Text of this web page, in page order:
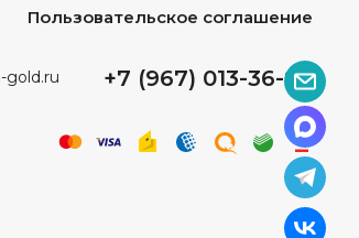
Пользовательское соглашение
gold.ru +7 (967) 013-36-96